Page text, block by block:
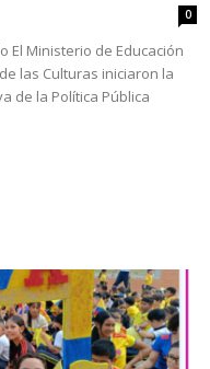
0
las Culturas iniciaron la
de la Política Pública